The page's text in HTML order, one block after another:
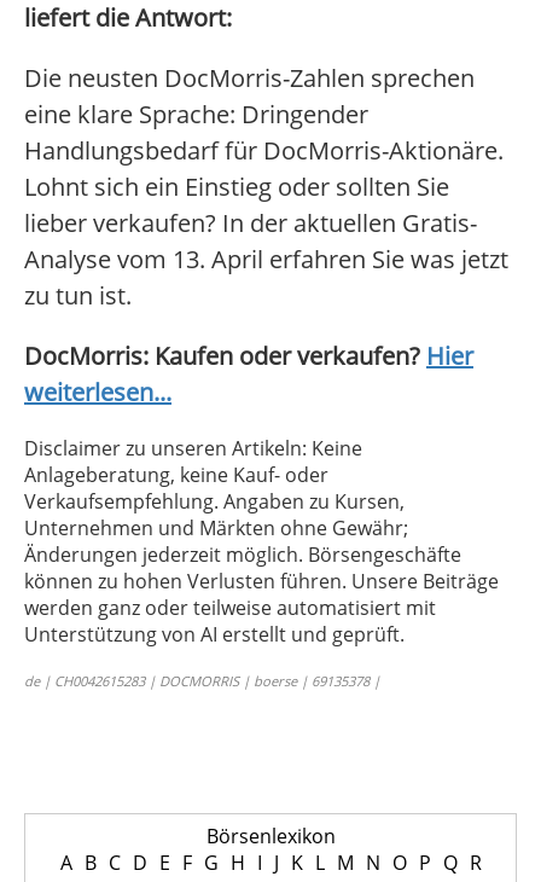
liefert die Antwort:
Die neusten DocMorris-Zahlen sprechen
eine klare Sprache: Dringender
Handlungsbedarf für DocMorris-Aktionäre.
Lohnt sich ein Einstieg oder sollten Sie
lieber verkaufen? In der aktuellen Gratis-
Analyse vom 13. April erfahren Sie was jetzt
zu tun ist.
DocMorris: Kaufen oder verkaufen? Hier
weiterlesen...
Disclaimer zu unseren Artikeln: Keine
Anlageberatung, keine Kauf- oder
Verkaufsempfehlung. Angaben zu Kursen,
Unternehmen und Märkten ohne Gewähr;
Änderungen jederzeit möglich. Börsengeschäfte
können zu hohen Verlusten führen. Unsere Beiträge
werden ganz oder teilweise automatisiert mit
Unterstützung von AI erstellt und geprüft.
de | CH0042615283 | DOCMORRIS | boerse | 69135378 |
Börsenlexikon
A B C D E F G H I J K L M N O P Q R